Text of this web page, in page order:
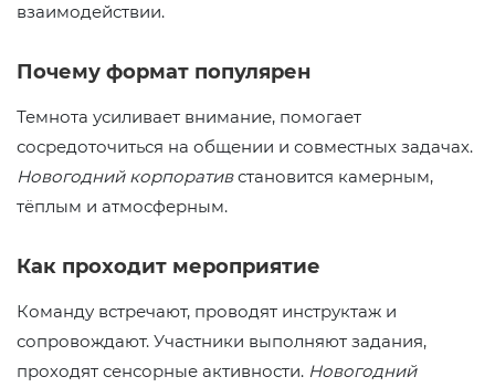
взаимодействии.
Почему формат популярен
Темнота усиливает внимание, помогает
сосредоточиться на общении и совместных задачах.
Новогодний корпоративстановится камерным,
тёплым и атмосферным.
Как проходит мероприятие
Команду встречают, проводят инструктаж и
сопровождают. Участники выполняют задания,
проходят сенсорные активности. Новогодний